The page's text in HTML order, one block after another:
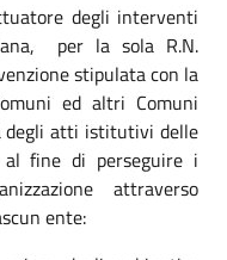
degli interventi
per la sola R.N.
stipulata con la
ed altri Comuni
degli atti istitutivi delle
al fine di perseguire i
attraverso
ente: